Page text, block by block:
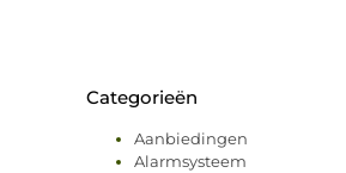
Categorieën
Aanbiedingen
Alarmsysteem